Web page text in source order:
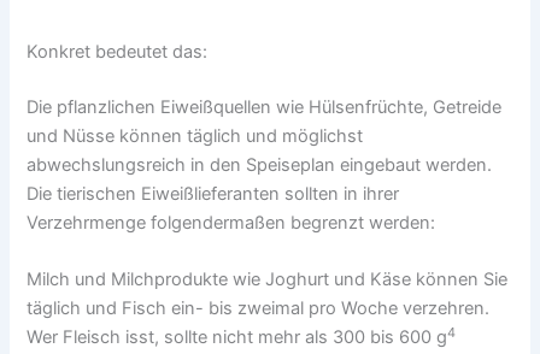
Konkret bedeutet das:
Die pflanzlichen Eiweißquellen wie Hülsenfrüchte, Getreide
und Nüsse können täglich und möglichst
abwechslungsreich in den Speiseplan eingebaut werden.
Die tierischen Eiweißlieferanten sollten in ihrer
Verzehrmenge folgendermaßen begrenzt werden:
Milch und Milchprodukte wie Joghurt und Käse können Sie
täglich und Fisch ein- bis zweimal pro Woche verzehren.
Wer Fleisch isst, sollte nicht mehr als 300 bis 600 g4